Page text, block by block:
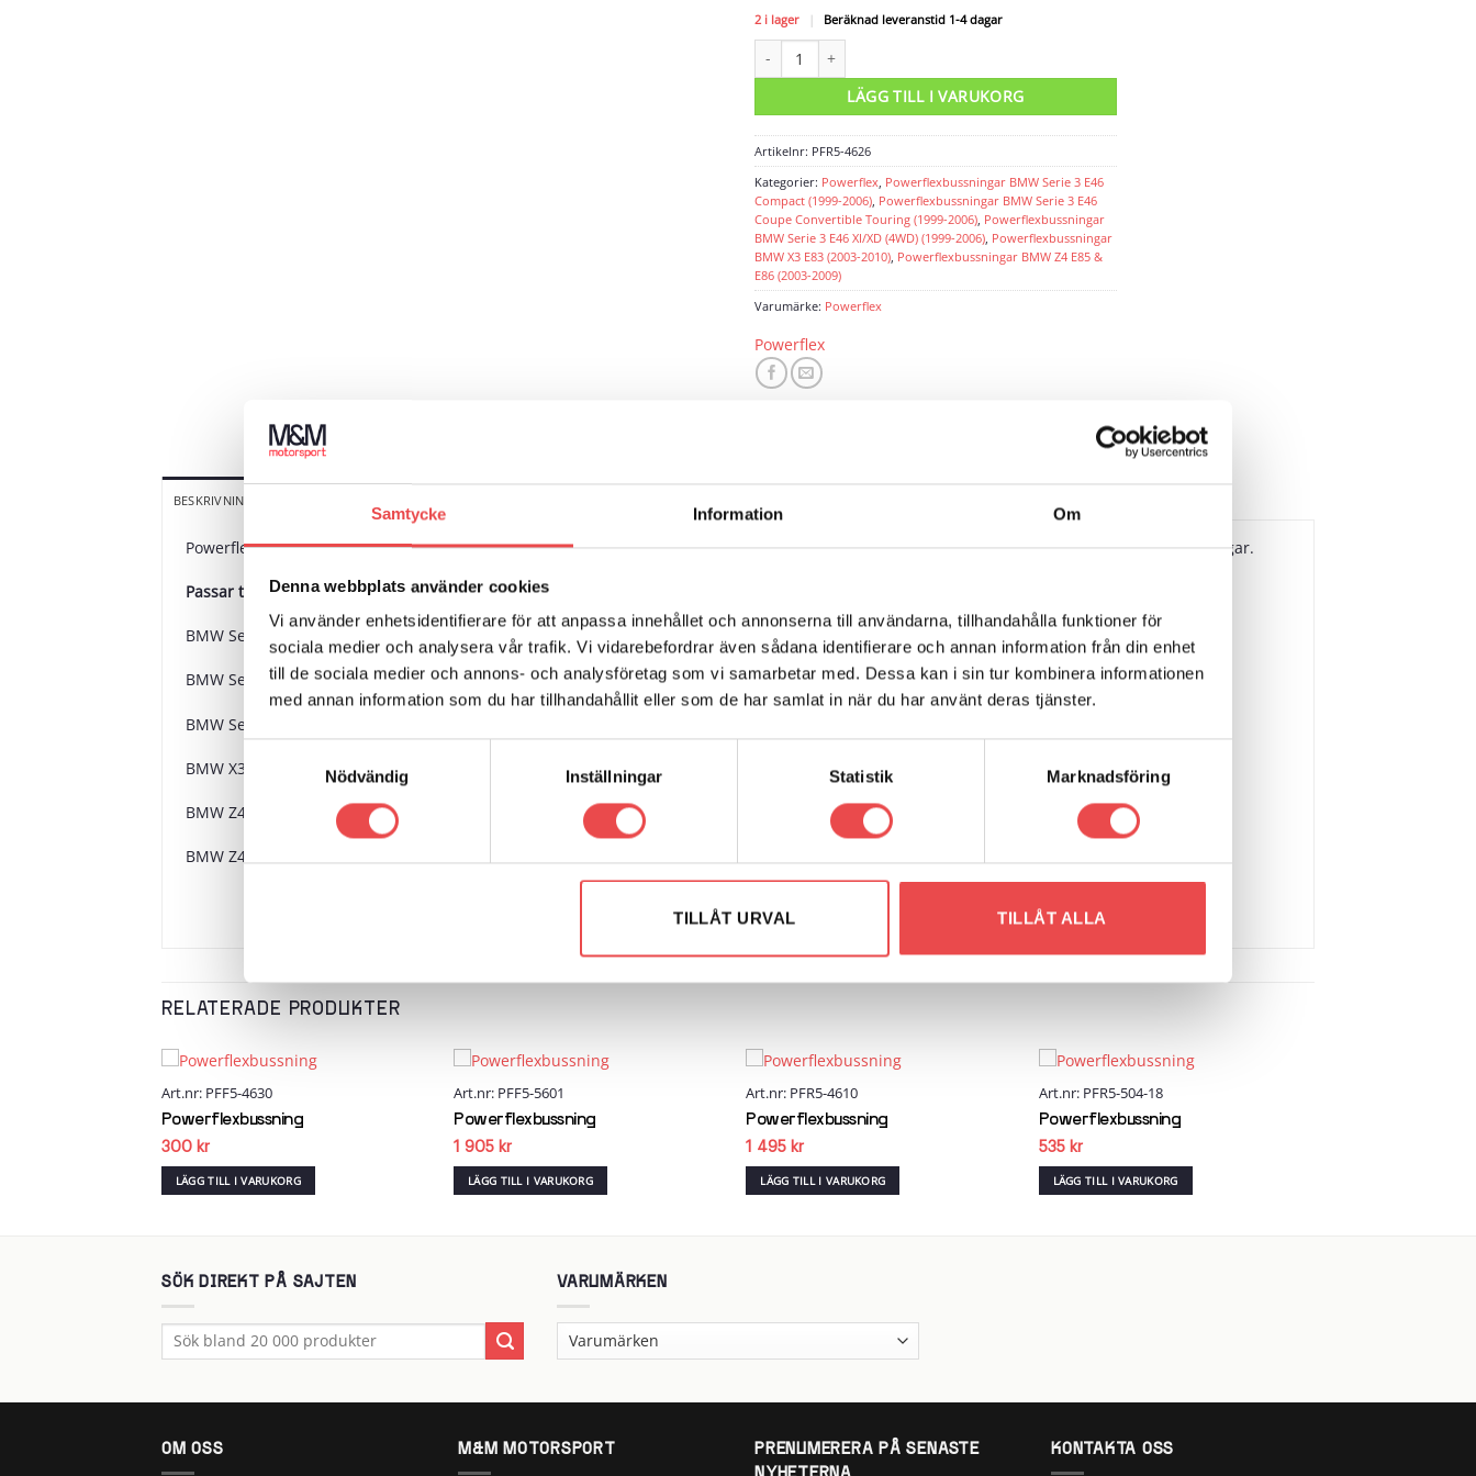
Samtycke Information Om
Denna webbplats använder cookies
Vi använder enhetsidentifierare för att anpassa innehållet och annonserna till användarna, tillhandahålla funktioner för
sociala medier och analysera vår trafik. Vi vidarebefordrar även sådana identifierare och annan information från din enhet
till de sociala medier och annons- och analysföretag som vi samarbetar med. Dessa kan i sin tur kombinera informationen
med annan information som du har tillhandahållit eller som de har samlat in när du har använt deras tjänster.
Nödvändig
Inställningar Statistik Marknadsföring
TILLÅT URVAL TILLÅT ALLA
2 i lager | Beräknad leveranstid 1-4 dagar
LÄGG TILL I VARUKORG
Artikelnr: PFR5-4626
Kategorier: Powerflex Powerflexbussningar BMW Serie 3 E46
Compact (1999-2006) Powerflexbussningar BMW Serie 3 E46
Coupe Convertible Touring (1999-2006) Powerflexbussningar
BMW Serie 3 E46 XI/XD (4WD) (1999-2006) Powerflexbussningar
BMW X3 E83 (2003-2010) Powerflexbussningar BMW Z4 E85 &
E86 (2003-2009)
Varumärke: Powerflex
Powerflex
BESKRIVNING
Powerflex polyuretanbussningar, bakre diffbussning. Åtgång 1 st/bil. Schemanummer 26. Säljs i en förpackning innehållande 1 styck bussningar.
Passar till följande bilmodeller:
BMW Serie 3 E46 Compact (1999-2006)
BMW Serie 3 E46 (1999-2006)
BMW Serie 3 E46 XI/XD (4WD) (1999-2006)
BMW X3 E83 (2003-2010)
BMW Z4 E85 (2003-2009)
BMW Z4 E86 (2003-2009)
RELATERADE PRODUKTER
Art.nr: PFF5-4630
Powerflexbussning
300 kr
LÄGG TILL I VARUKORG
Art.nr: PFF5-5601
Powerflexbussning
1 905 kr
LÄGG TILL I VARUKORG
Art.nr: PFR5-4610
Powerflexbussning
1 495 kr
LÄGG TILL I VARUKORG
Art.nr: PFR5-504-18
Powerflexbussning
535 kr
LÄGG TILL I VARUKORG
SÖK DIREKT PÅ SAJTEN
Sök
efter:
VARUMÄRKEN
OM OSS M&M MOTORSPORT
PRENUMERERA PÅ SENASTE
KONTAKTA OSS